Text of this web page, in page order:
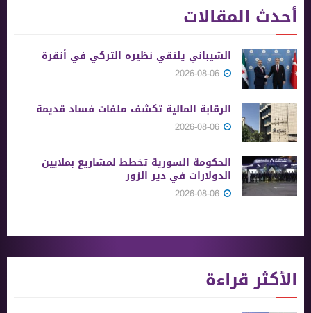
أحدث المقالات
الشيباني يلتقي نظيره التركي في أنقرة
الرقابة المالية تكشف ملفات فساد قديمة
الحكومة السورية تخطط لمشاريع بملايين
الدولارات في دير الزور
الأكثر قراءة